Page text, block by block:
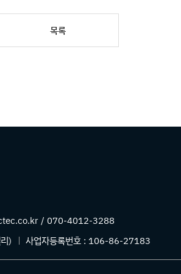
목록
/ 070-4012-3288
사업자등록번호 : 106-86-27183
)